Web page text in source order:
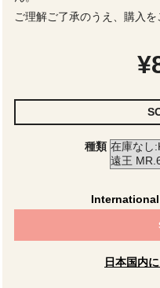
ご理解ご了承のうえ、購入を
種類
日本国内